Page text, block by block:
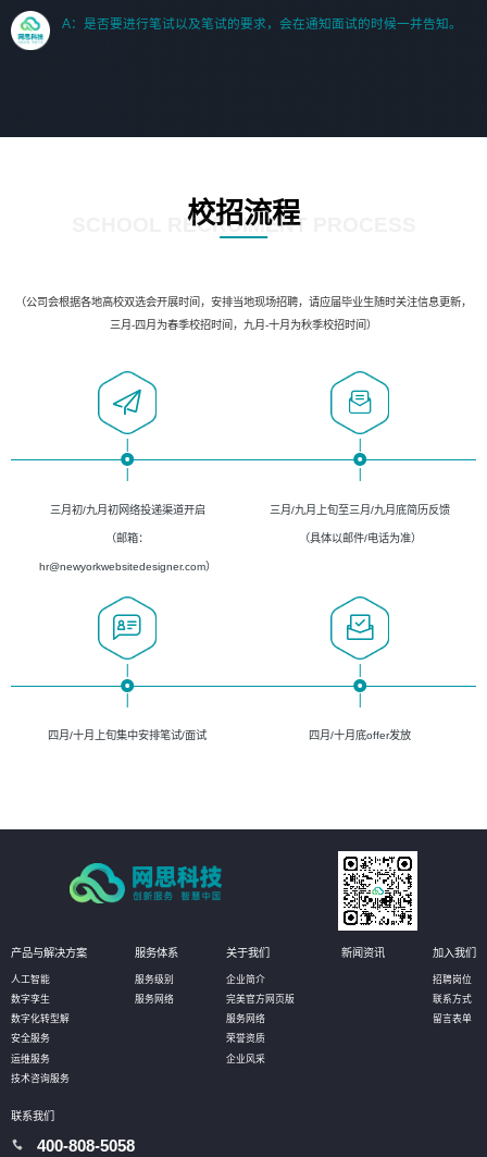
A：是否要进行笔试以及笔试的要求，会在通知面试的时候一并告知。
校招流程
SCHOOL RECRUIMENT PROCESS
（公司会根据各地高校双选会开展时间，安排当地现场招聘，请应届毕业生随时关注信息更新，
三月-四月为春季校招时间，九月-十月为秋季校招时间）
三月初/九月初网络投递渠道开启
（邮箱：
hr@newyorkwebsitedesigner.com）
三月/九月上旬至三月/九月底简历反馈
（具体以邮件/电话为准）
四月/十月上旬集中安排笔试/面试 四月/十月底offer发放
产品与解决方案
人工智能
数字孪生
数字化转型解
安全服务
运维服务
技术咨询服务
服务体系
服务级别
服务网络
关于我们
企业简介
完美官方网页版
服务网络
荣誉资质
企业风采
新闻资讯 加入我们
招聘岗位
联系方式
留言表单
联系我们
400-808-5058